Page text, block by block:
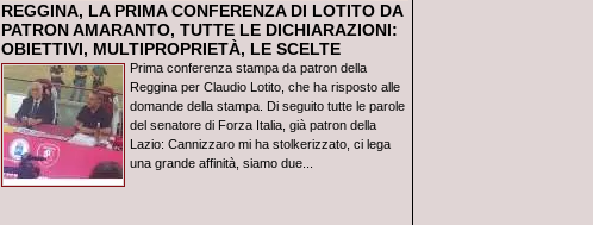
REGGINA, LA PRIMA CONFERENZA DI LOTITO DA
PATRON AMARANTO, TUTTE LE DICHIARAZIONI:
OBIETTIVI, MULTIPROPRIETÀ, LE SCELTE
Prima conferenza stampa da patron della
Reggina per Claudio Lotito, che ha risposto alle
domande della stampa. Di seguito tutte le parole
del senatore di Forza Italia, già patron della
Lazio: Cannizzaro mi ha stolkerizzato, ci lega
una grande affinità, siamo due...